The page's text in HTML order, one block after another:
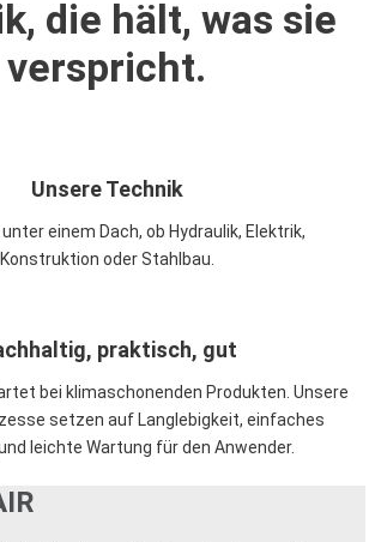
die hält, was sie
verspricht.
Unsere Technik
einem Dach, ob Hydraulik, Elektrik,
Konstruktion oder Stahlbau.
praktisch, gut
bei klimaschonenden Produkten. Unsere
setzen auf Langlebigkeit, einfaches
leichte Wartung für den Anwender.